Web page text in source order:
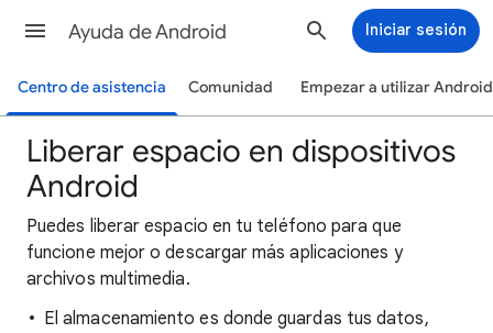
Ayuda de Android Iniciar sesión
Centro de asistencia Comunidad Empezar a utilizar Android
Liberar espacio en dispositivos
Android
Puedes liberar espacio en tu teléfono para que
funcione mejor o descargar más aplicaciones y
archivos multimedia.
El almacenamiento es donde guardas tus datos,